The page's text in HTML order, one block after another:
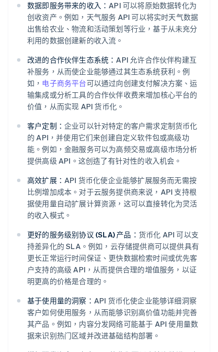
数据即服务带来的收入：API 可以将原始数据转化为
创收资产。例如，天气服务 API 可以将实时天气数据
出售给农业、物流和活动策划等行业，基于从未充分
利用的数据创建新的收入流。
改进的合作伙伴生态系统：API 允许合作伙伴构建互
补服务，从而使企业能够通过其生态系统获利。例
如， 电子商务平台可以通过向创建支付解决方案、运
输集成或分析工具的合作伙伴收费来增加核心平台的
价值，从而实现 API 货币化。
客户定制： 企业可以针对特定的客户需求定制货币化
的 API，并使用它们来创建自定义软件包或高级功
能。例如，金融服务可以为高频交易或高级市场分析
提供高级 API。这创造了有针对性的收入机会。
高效扩展： API 货币化使企业能够扩展服务而无需按
比例增加成本。对于云服务提供商来说，API 支持根
据使用量自动扩展计算资源，这可以直接转化为灵活
的收入模式。
更好的服务级别协议 (SLA) 产品： 货币化 API 可以支
持差异化的 SLA。例如，云存储提供商可以提供具有
更长正常运行时间保证、更快数据检索时间或优先客
户支持的高级 API，从而提供合理的增值服务，以证
明更高的价格是合理的。
基于使用量的洞察： API 货币化使企业能够详细洞察
客户如何使用服务，从而能够识别高价值功能并完善
其产品。例如，内容分发网络可能基于 API 使用量数
据来识别热门区域并改进基础结构部署。